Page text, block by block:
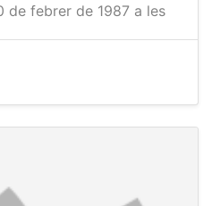
de febrer de 1987 a les